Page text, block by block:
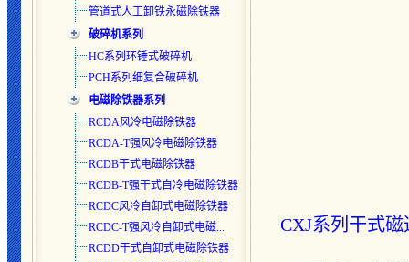
管道式人工卸铁永磁除铁器
破碎机系列
HC系列环锤式破碎机
PCH系列细复合破碎机
电磁除铁器系列
RCDA风冷电磁除铁器
RCDA-T强风冷电磁除铁器
RCDB干式电磁除铁器
RCDB-T强干式自冷电磁除铁器
RCDC风冷自卸式电磁除铁器
RCDC-T强风冷自卸式电磁...
RCDD干式自卸式电磁除铁器
CXJ系列干式磁